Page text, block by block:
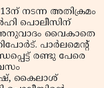
നടന്ന അതിക്രമം
പൊലീസിന്
വൈകാതെ
പാര്‍ലമെന്റ്
രണ്ടു പേരെ
കൈലാശ്